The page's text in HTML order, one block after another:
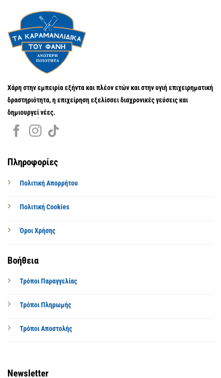
Χάρη στην εμπειρία εξήντα και πλέον ετών και στην υγιή επιχειρηματική
δραστηριότητα, η επιχείρηση εξελίσσει διαχρονικές γεύσεις και
δημιουργεί νέες.
Πληροφορίες
Πολιτική Απορρήτου
Πολιτική Cookies
Όροι Χρήσης
Βοήθεια
Τρόποι Παραγγελίας
Τρόποι Πληρωμής
Τρόποι Αποστολής
Newsletter